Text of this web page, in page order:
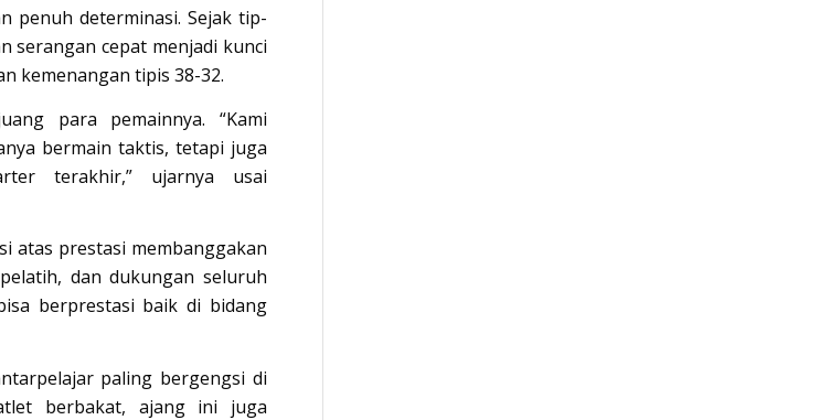
penuh determinasi. Sejak tip-
serangan cepat menjadi kunci
kemenangan tipis 38-32.
para pemainnya. “Kami
bermain taktis, tetapi juga
terakhir,” ujarnya usai
atas prestasi membanggakan
dan dukungan seluruh
berprestasi baik di bidang
paling bergengsi di
berbakat, ajang ini juga